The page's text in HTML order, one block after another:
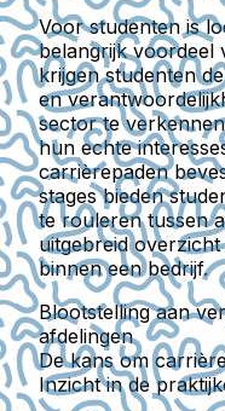
Voor studenten is
belangrijk voordeel
krijgen studenten
en
sector te
hun echte
carrièrepaden
stages bieden
te rouleren tussen
uitgebreid
binnen een bedrijf.
Blootstelling aan
afdelingen
De kans om
Inzicht in de